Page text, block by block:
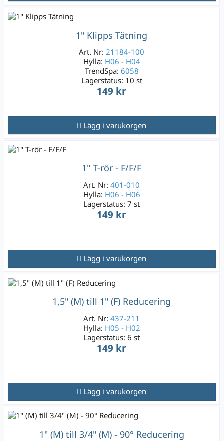
1" Klipps Tätning
Art. Nr:21184-100
Hylla: H06 - H04
TrendSpa: 6058
Lagerstatus: 10 st
149 kr
Lägg i varukorgen
1" T-rör - F/F/F
Art. Nr:401-010
Hylla: H06 - H06
Lagerstatus:7 st
149 kr
Lägg i varukorgen
1,5" (M) till 1" (F) Reducering
Art. Nr:437-211
Hylla: H05 - H02
Lagerstatus:6 st
149 kr
Lägg i varukorgen
1" (M) till 3/4" (M) - 90° Reducering